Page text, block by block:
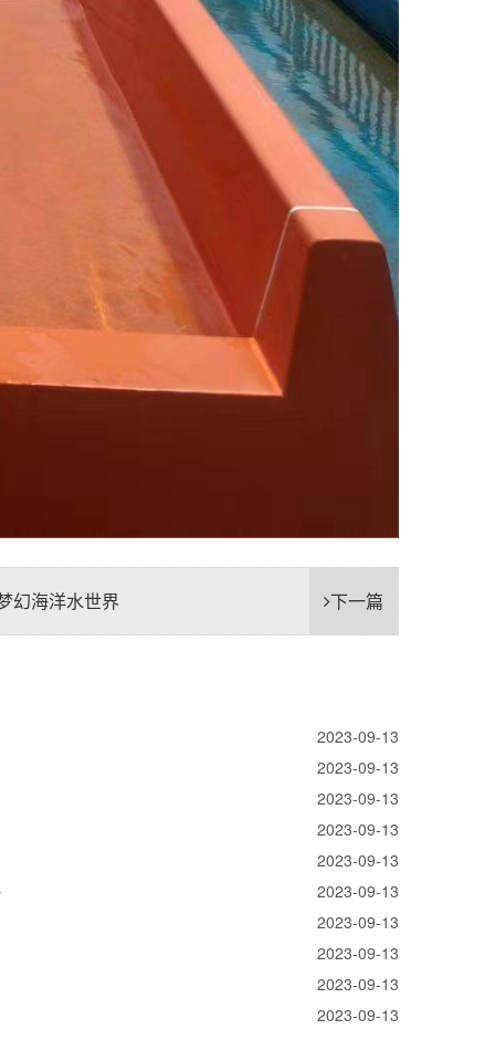
下一篇
幻海洋水世界
2023-09-13
2023-09-13
2023-09-13
2023-09-13
2023-09-13
2023-09-13
2023-09-13
2023-09-13
2023-09-13
2023-09-13